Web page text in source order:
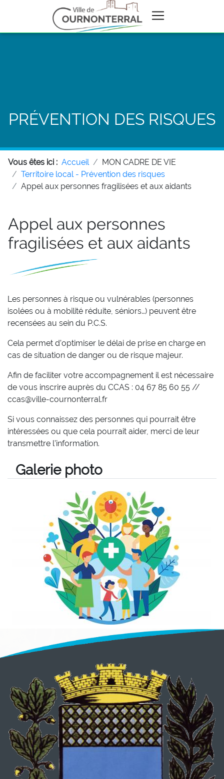
PRÉVENTION DES RISQUES
Vous êtes ici : Accueil
MON CADRE DE VIE
Territoire local - Prévention des risques
Appel aux personnes fragilisées et aux aidants
Appel aux personnes
fragilisées et aux aidants
Les personnes à risque ou vulnérables (personnes
isolées ou à mobilité réduite, séniors…) peuvent être
recensées au sein du P.C.S.
Cela permet d’optimiser le délai de prise en charge en
cas de situation de danger ou de risque majeur.
Afin de faciliter votre accompagnement il est nécessaire
de vous inscrire auprès du CCAS : 04 67 85 60 55 //
ccas@ville-cournonterral.fr
Si vous connaissez des personnes qui pourrait être
intéressées ou que cela pourrait aider, merci de leur
transmettre l’information.
Galerie photo